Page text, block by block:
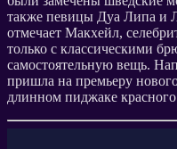
также певицы Дуа Липа и
отмечает Макхейл,
только с классическими
самостоятельную вещь.
пришла на премьеру
длинном пиджаке красного